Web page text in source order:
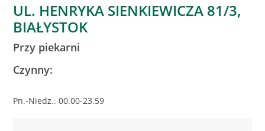
UL. HENRYKA SIENKIEWICZA 81/3,
BIAŁYSTOK
Przy piekarni
Czynny:
Pn.-Niedz.: 00:00-23:59